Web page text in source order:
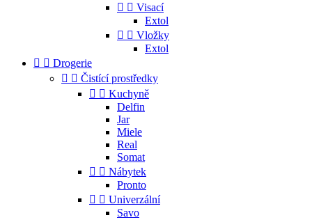
  Visací
Extol
  Vložky
Extol
  Drogerie
  Čistící prostředky
  Kuchyně
Delfin
Jar
Miele
Real
Somat
  Nábytek
Pronto
  Univerzální
Savo